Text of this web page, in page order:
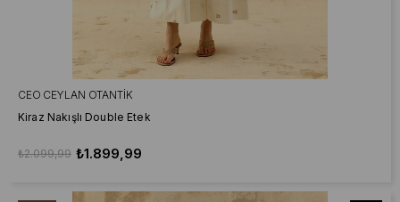
CEO CEYLAN OTANTIK
Kiraz Nakışlı Double Etek
₺1.899,99
₺2.099,99